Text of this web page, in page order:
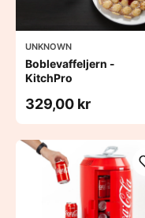
UNKNOWN
Boblevaffeljern -
KitchPro
329,00 kr